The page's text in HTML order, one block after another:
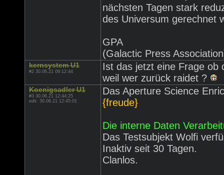
nächsten Tagen stark
des Universum gerechnet
GPA
(Galactic Press
kernsystem U1
#2 30.06.21 09:12:44
Ist das jetzt eine Frage ob
weil wer zurück raidet ?
Koenigsadler U1
#3 30.06.21 12:44:25
edit: 30.06.21 12:45:01
Das Aperture Science
{freude}
Die interne Daten
Das Testsubjekt Wolfi
Inaktiv seit 30 Tagen.
Clanlos.